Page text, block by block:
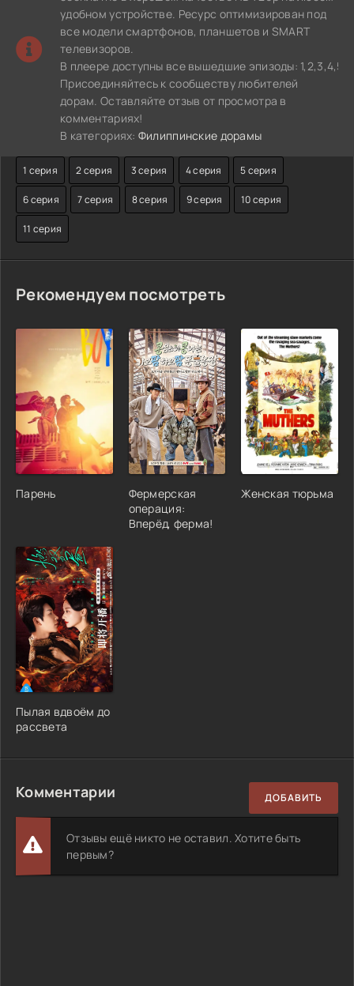
удобном устройстве. Ресурс оптимизирован под
все модели смартфонов, планшетов и SMART
телевизоров.
В плеере доступны все вышедшие эпизоды:
Присоединяйтесь к сообществу любителей
дорам. Оставляйте отзыв от просмотра в
комментариях!
В категориях: Филиппинские дорамы
1 серия 2 серия 3 серия 4 серия 5 серия
6 серия 7 серия 8 серия 9 серия 10 серия
11 серия
Рекомендуем посмотреть
Парень
Фермерская
операция:
Вперёд, ферма!
Женская тюрьма
Пылая вдвоём до
рассвета
Комментарии ДОБАВИТЬ
Отзывы ещё никто не оставил. Хотите быть
первым?